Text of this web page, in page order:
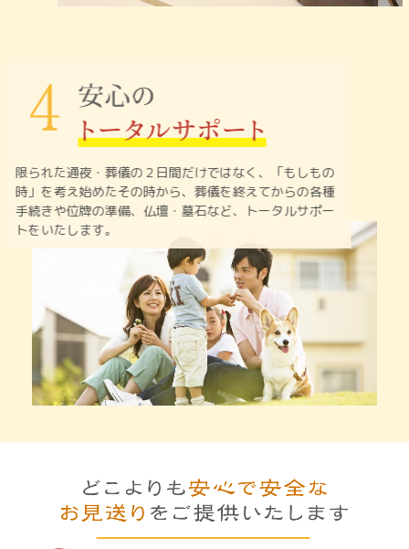
限られた通夜・葬儀の２日間だけではなく、「もしもの
時」を考え始めたその時から、葬儀を終えてからの各種
手続きや位牌の準備、仏壇・墓石など、トータルサポー
トをいたします。